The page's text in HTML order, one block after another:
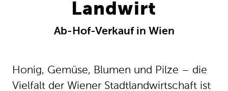
Landwirt
Ab-Hof-Verkauf in Wien
Honig, Gemüse, Blumen und Pilze – die
Vielfalt der Wiener Stadtlandwirtschaft ist